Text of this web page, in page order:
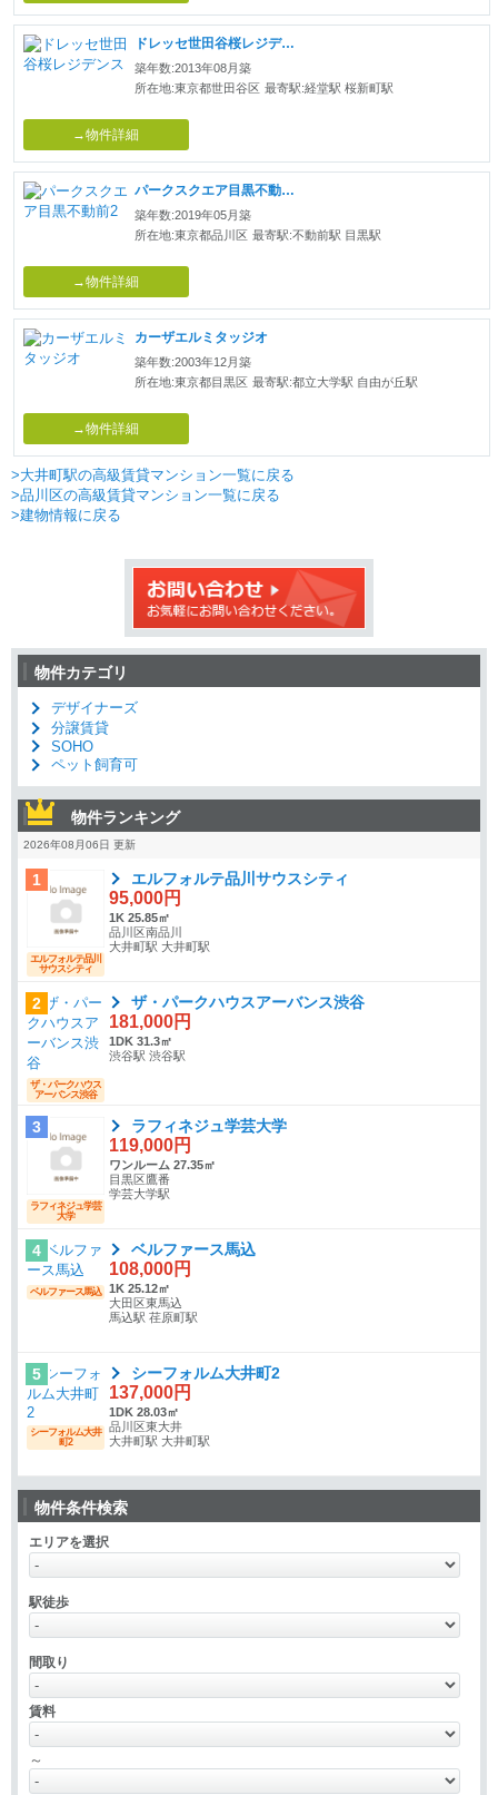
ドレッセ世田谷桜レジデンス
築年数:2013年08月築
所在地:東京都世田谷区 最寄駅:経堂駅 桜新町駅
→物件詳細
パークスクエア目黒不動前2
築年数:2019年05月築
所在地:東京都品川区 最寄駅:不動前駅 目黒駅
→物件詳細
カーザエルミタッジオ
築年数:2003年12月築
所在地:東京都目黒区 最寄駅:都立大学駅 自由が丘駅
→物件詳細
>大井町駅の高級賃貸マンション一覧に戻る
>品川区の高級賃貸マンション一覧に戻る
>建物情報に戻る
物件カテゴリ
デザイナーズ
分譲賃貸
SOHO
ペット飼育可
物件ランキング
2026年08月06日 更新
1
エルフォルテ品川
サウスシティ
エルフォルテ品川サウスシティ
95,000円
1K 25.85㎡
品川区南品川
大井町駅 大井町駅
2
ザ・パークハウス
アーバンス渋谷
ザ・パークハウスアーバンス渋谷
181,000円
1DK 31.3㎡
渋谷駅 渋谷駅
3
ラフィネジュ学芸
大学
ラフィネジュ学芸大学
119,000円
ワンルーム 27.35㎡
目黒区鷹番
学芸大学駅
4
ベルファース馬込
ベルファース馬込
108,000円
1K 25.12㎡
大田区東馬込
馬込駅 荏原町駅
5
シーフォルム大井
町2
シーフォルム大井町2
137,000円
1DK 28.03㎡
品川区東大井
大井町駅 大井町駅
物件条件検索
エリアを選択
駅徒歩
間取り
賃料
～